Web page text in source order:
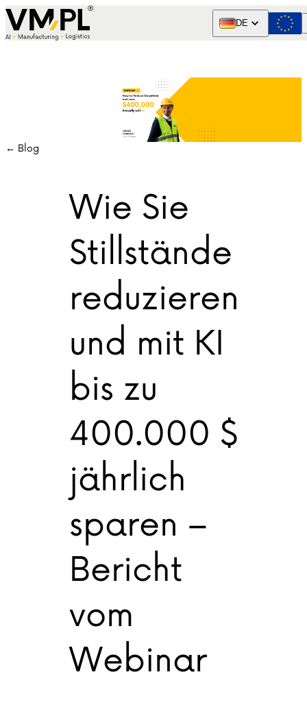
Skip to content
DE
← Blog
Wie Sie
Stillstände
reduzieren
und mit KI
bis zu
400.000 $
jährlich
sparen –
Bericht
vom
Webinar